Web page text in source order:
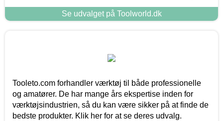
Se udvalget på Toolworld.dk
Tooleto.com forhandler værktøj til både professionelle
og amatører. De har mange års ekspertise inden for
værktøjsindustrien, så du kan være sikker på at finde de
bedste produkter. Klik her for at se deres udvalg.